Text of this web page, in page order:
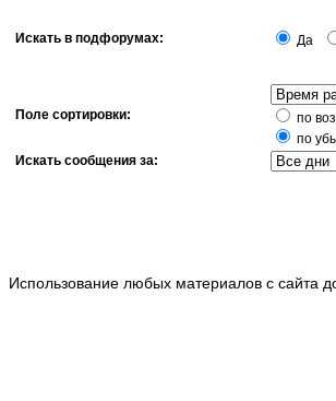
Искать в подфорумах: Да
Поле сортировки:
по
по
Искать сообщения за:
Использование любых материалов с сайта